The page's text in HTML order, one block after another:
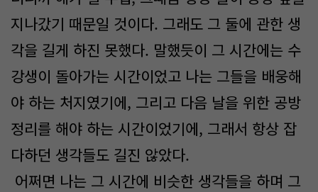
지나갔기 때문일 것이다. 그래도 그 둘에 관한 생
각을 길게 하진 못했다. 말했듯이 그 시간에는 수
강생이 돌아가는 시간이었고 나는 그들을 배웅해
야 하는 처지였기에, 그리고 다음 날을 위한 공방
정리를 해야 하는 시간이었기에, 그래서 항상 잡
다하던 생각들도 길진 않았다.
어쩌면 나는 그 시간에 비슷한 생각들을 하며 그